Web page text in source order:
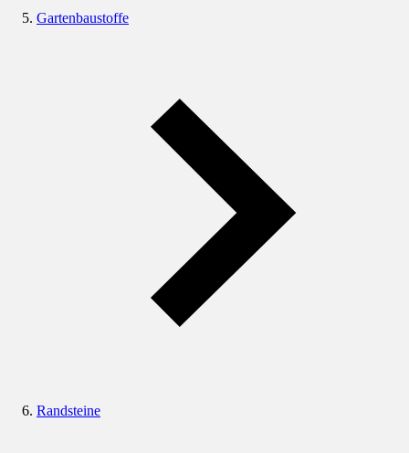
Gartenbaustoffe
Randsteine